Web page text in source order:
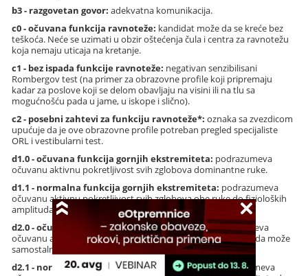
b3 - razgovetan govor: adekvatna komunikacija.
c0 - očuvana funkcija ravnoteže: kandidat može da se kreće bez
teškoća. Neće se uzimati u obzir oštećenja čula i centra za ravnotežu
koja nemaju uticaja na kretanje.
c1 - bez ispada funkcije ravnoteže: negativan senzibilisani
Rombergov test (na primer za obrazovne profile koji pripremaju
kadar za poslove koji se delom obavljaju na visini ili na tlu sa
mogućnošću pada u jame, u iskope i slično).
c2 - posebni zahtevi za funkciju ravnoteže*: oznaka sa zvezdicom
upućuje da je ove obrazovne profile potreban pregled specijaliste
ORL i vestibularni test.
d1.0 - očuvana funkcija gornjih ekstremiteta: podrazumeva
očuvanu aktivnu pokretljivost svih zglobova dominantne ruke.
d1.1 - normalna funkcija gornjih ekstremiteta: podrazumeva
očuvanu aktivnu pokretljivost svih zglobova obe ruke do fizioloških
amplituda.
d2.0 - očuvana funkcija donjih ekstremiteta:podrazumeva
očuvanu aktivnu pokretljivost donjih ekstremiteta do mere da može
samostalno ili uz pomoć pomagala da se kreće.
d2.1 - normalna funkcija donjih ekstremiteta:podrazumeva